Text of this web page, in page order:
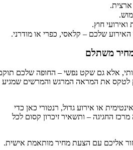
חוץ.
שלכם – קלאסי, כפרי או מודרני.
משתלם
אלא גם שקט נפשי – החופה שלכם תוקם
את המראה המרגש והמרשים שמגיע
או אירוע גדול, רנטורי כאן כדי
החגיגה – ותשאיר זיכרון קסום לכל
אליכם עם הצעת מחיר מותאמת אישית.